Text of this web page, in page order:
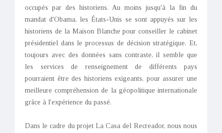
occupés par des historiens. Au moins jusqu'à la fin du
mandat d'Obama, les États-Unis se sont appuyés sur les
historiens de la Maison Blanche pour conseiller le cabinet
présidentiel dans le processus de décision stratégique. Et,
toujours avec des données sans contraste, il semble que
les services de renseignement de différents pays
pourraient être des historiens exigeants, pour assurer une
meilleure compréhension de la géopolitique internationale
grâce à l'expérience du passé.
Dans le cadre du projet La Casa del Recreador, nous nous